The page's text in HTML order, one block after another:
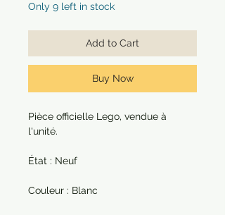
Only 9 left in stock
Add to Cart
Buy Now
Pièce officielle Lego, vendue à
l'unité.
État : Neuf
Couleur : Blanc